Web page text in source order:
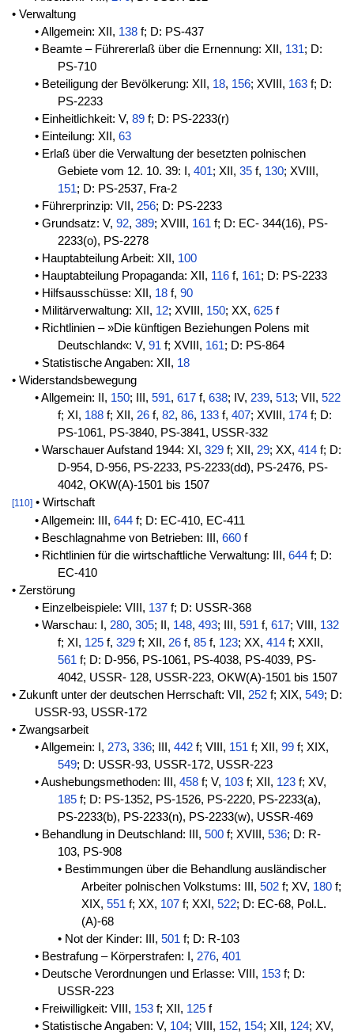
• Verwaltung
• Allgemein: XII, 138f; D: PS-437
• Beamte – Führererlaß über die Ernennung: XII, 131; D:
PS-710
• Beteiligung der Bevölkerung: XII, 18, 156; XVIII, 163f; D:
PS-2233
• Einheitlichkeit: V, 89f; D: PS-2233(r)
• Einteilung: XII, 63
• Erlaß über die Verwaltung der besetzten polnischen
Gebiete vom 12. 10. 39: I,401; XII,35 f, 130; XVIII,
151; D: PS-2537, Fra-2
• Führerprinzip: VII, 256; D: PS-2233
• Grundsatz: V, 92, 389; XVIII, 161f; D: EC- 344(16), PS-
2233(o), PS-2278
• Hauptabteilung Arbeit: XII, 100
• Hauptabteilung Propaganda: XII, 116f, 161; D: PS-2233
• Hilfsausschüsse: XII, 18f, 90
• Militärverwaltung: XII, 12; XVIII, 150; XX, 625f
• Richtlinien – »Die künftigen Beziehungen Polens mit
Deutschland«: V,91 f; XVIII, 161; D: PS-864
• Statistische Angaben: XII, 18
• Widerstandsbewegung
• Allgemein: II, 150; III, 591, 617f, 638; IV, 239, 513; VII, 522
f; XI, 188 f; XII,26 f,82,86, 133 f,407; XVIII, 174 f; D:
PS-1061, PS-3840, PS-3841, USSR-332
• Warschauer Aufstand 1944: XI, 329f; XII, 29; XX, 414f; D:
D-954, D-956, PS-2233, PS-2233(dd), PS-2476, PS-
4042, OKW(A)-1501 bis 1507
[110]• Wirtschaft
• Allgemein: III, 644f; D: EC-410, EC-411
• Beschlagnahme von Betrieben: III, 660f
• Richtlinien für die wirtschaftliche Verwaltung: III, 644f; D:
EC-410
• Zerstörung
• Einzelbeispiele: VIII, 137f; D: USSR-368
• Warschau: I, 280, 305; II, 148, 493; III, 591f, 617; VIII, 132
f; XI, 125 f,329 f; XII,26 f,85 f, 123; XX,414 f; XXII,
561 f; D: D-956, PS-1061, PS-4038, PS-4039, PS-
4042, USSR- 128, USSR-223, OKW(A)-1501 bis 1507
• Zukunft unter der deutschen Herrschaft: VII, 252f; XIX, 549; D:
USSR-93, USSR-172
• Zwangsarbeit
• Allgemein: I, 273, 336; III, 442f; VIII, 151f; XII, 99f; XIX,
549; D: USSR-93, USSR-172, USSR-223
• Aushebungsmethoden: III, 458f; V, 103f; XII, 123f; XV,
185 f; D: PS-1352, PS-1526, PS-2220, PS-2233(a),
PS-2233(b), PS-2233(n), PS-2233(w), USSR-469
• Behandlung in Deutschland: III, 500f; XVIII, 536; D: R-
103, PS-908
• Bestimmungen über die Behandlung ausländischer
Arbeiter polnischen Volkstums: III, 502f; XV, 180f;
XIX, 551f; XX, 107f; XXI, 522; D: EC-68, Pol.L.
(A)-68
• Not der Kinder: III,501 f; D: R-103
• Bestrafung – Körperstrafen: I, 276, 401
• Deutsche Verordnungen und Erlasse: VIII, 153f; D:
USSR-223
• Freiwilligkeit: VIII, 153f; XII, 125f
• Statistische Angaben: V, 104; VIII, 152, 154; XII, 124; XV,